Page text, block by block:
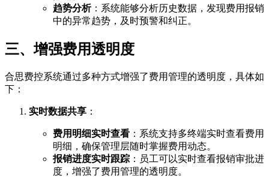
趋势分析：系统能够分析历史数据，发现费用报销
中的异常趋势，及时预警和纠正。
三、增强费用透明度
合思费控系统通过多种方式增强了费用管理的透明度，具体如
下：
实时数据共享 ：
费用明细实时查看 ：系统支持多终端实时查看费用
明细，确保管理层随时掌握费用动态。
报销进度实时跟踪 ：员工可以实时查看报销审批进
度，增强了费用管理的透明度。